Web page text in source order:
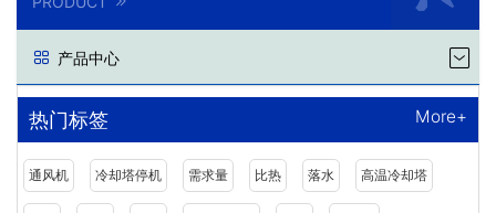
产品中心
热门标签 More+
通风机 冷却塔停机 需求量 比热 落水 高温冷却塔